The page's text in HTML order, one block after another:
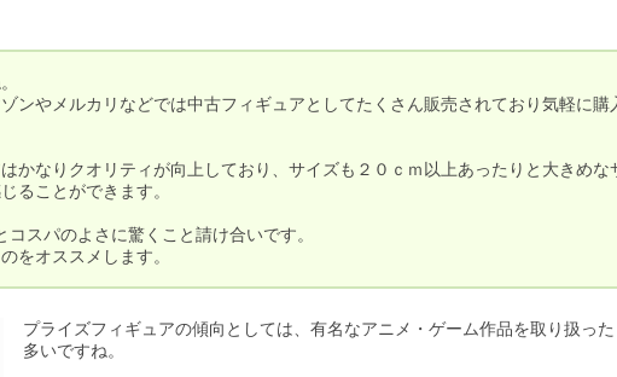
ンやメルカリなどでは中古フィギュアとしてたくさん販売されており気軽に購
かなりクオリティが向上しており、サイズも２０ｃｍ以上あったりと大きめな
ることができます。
スパのよさに驚くこと請け合いです。
プライズフィギュアの傾向としては、有名なアニメ・ゲーム作品を取り扱っ
多いですね。